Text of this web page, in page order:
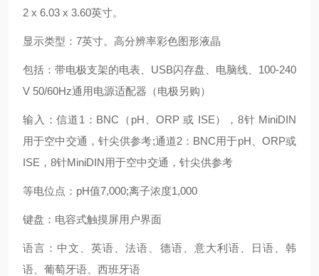
2 x 6.03 x 3.60英寸。
显示类型： 7英寸。高分辨率彩色图形液晶
包括：带电极支架的电表、 USB闪存盘、电脑线、100-240
V 50/60Hz通用电源适配器（电极另购）
输入：信道1：BNC（pH、ORP 或 ISE），8针 MiniDIN
用于空中交通，针尖供参考;通道2：BNC用于pH、ORP或
ISE，8针MiniDIN用于空中交通，针尖供参考
等电位点： pH值7,000;离子浓度1,000
键盘：电容式触摸屏用户界面
语言：中文、英语、法语、德语、意大利语、日语、韩
语、葡萄牙语、西班牙语